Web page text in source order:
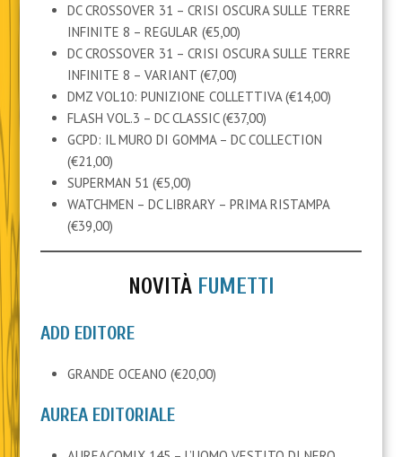
DC CROSSOVER 31 – CRISI OSCURA SULLE TERRE
INFINITE 8 – REGULAR (€5,00)
DC CROSSOVER 31 – CRISI OSCURA SULLE TERRE
INFINITE 8 – VARIANT (€7,00)
DMZ VOL10: PUNIZIONE COLLETTIVA (€14,00)
FLASH VOL.3 – DC CLASSIC (€37,00)
GCPD: IL MURO DI GOMMA – DC COLLECTION
(€21,00)
SUPERMAN 51 (€5,00)
WATCHMEN – DC LIBRARY – PRIMA RISTAMPA
(€39,00)
NOVITÀ FUMETTI
ADD EDITORE
GRANDE OCEANO (€20,00)
AUREA EDITORIALE